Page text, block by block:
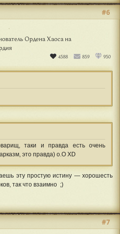
Ордена Хаоса на
4588 859 950
#6
таки и правда есть очень
это правда) о.О XD
эту простую истину — хорошесть
так что взаимно ;)
#7